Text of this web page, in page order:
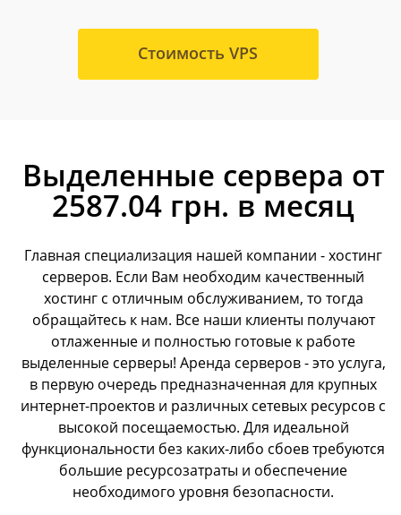
Стоимость VPS
Выделенные сервера от
2587.04 грн. в месяц
Главная специализация нашей компании - хостинг
серверов. Если Вам необходим качественный
хостинг с отличным обслуживанием, то тогда
обращайтесь к нам. Все наши клиенты получают
отлаженные и полностью готовые к работе
выделенные серверы! Аренда серверов - это услуга,
в первую очередь предназначенная для крупных
интернет-проектов и различных сетевых ресурсов с
высокой посещаемостью. Для идеальной
функциональности без каких-либо сбоев требуются
большие ресурсозатраты и обеспечение
необходимого уровня безопасности.